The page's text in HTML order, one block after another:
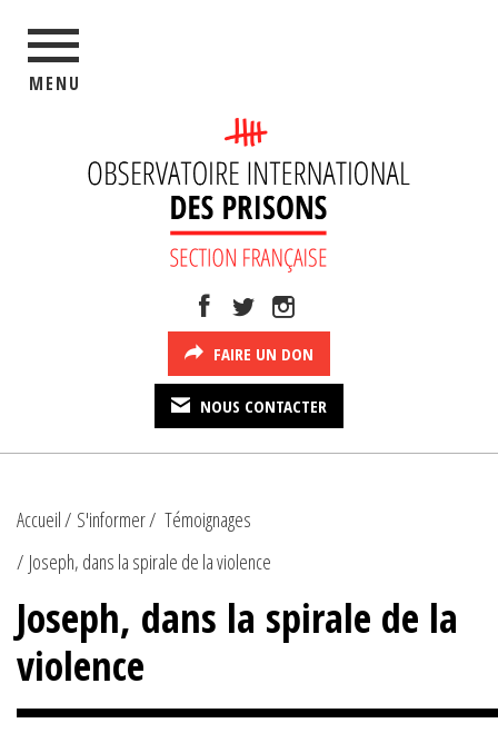
MENU
FAIRE UN DON
NOUS CONTACTER
Accueil S'informer
Témoignages
Joseph, dans la spirale de la violence
Joseph, dans la spirale de la
violence